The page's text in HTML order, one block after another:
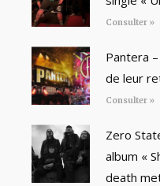
Consulter »
Pantera
de leur
Consulter »
Zero
album «
death